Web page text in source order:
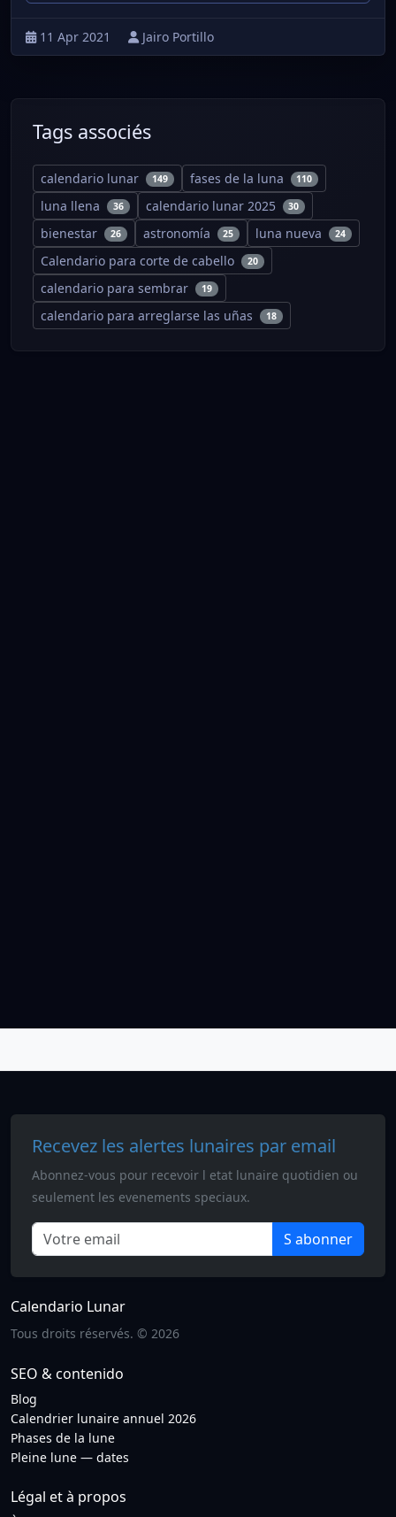
11 Apr 2021 Jairo Portillo
Tags associés
calendario lunar 149 fases de la luna 110
luna llena 36 calendario lunar 2025 30
bienestar 26 astronomía 25 luna nueva 24
Calendario para corte de cabello 20
calendario para sembrar 19
calendario para arreglarse las uñas 18
Recevez les alertes lunaires par email
Abonnez-vous pour recevoir l etat lunaire quotidien ou
seulement les evenements speciaux.
S abonner
Calendario Lunar
Tous droits réservés. © 2026
SEO & contenido
Blog
Calendrier lunaire annuel 2026
Phases de la lune
Pleine lune — dates
Légal et à propos